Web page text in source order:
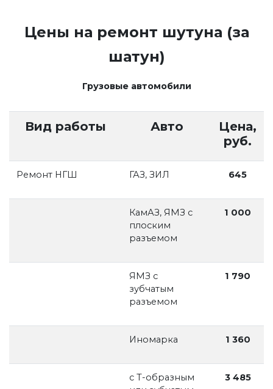
Цены на ремонт шутуна (за
шатун)
Грузовые автомобили
Вид работы Авто
Цена,
руб.
Ремонт НГШ ГАЗ, ЗИЛ 645
КамАЗ, ЯМЗ с
плоским
разъемом
1 000
ЯМЗ с
зубчатым
разъемом
1 790
Иномарка 1 360
с Т-образным
3 485